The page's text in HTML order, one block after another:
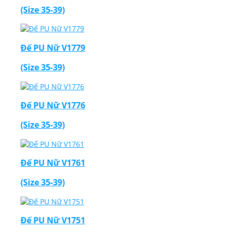
(Size 35-39)
Đế PU Nữ V1779
(Size 35-39)
Đế PU Nữ V1776
(Size 35-39)
Đế PU Nữ V1761
(Size 35-39)
Đế PU Nữ V1751